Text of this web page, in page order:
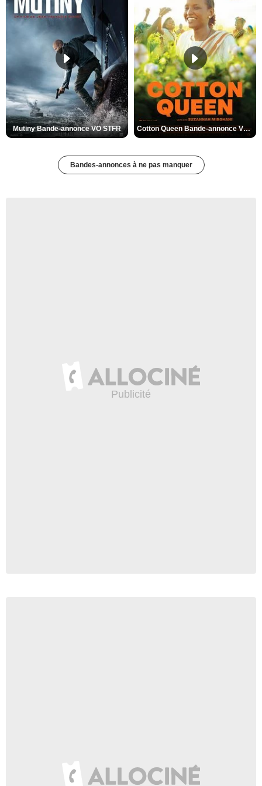
Mutiny Bande-annonce VO STFR Cotton Queen Bande-annonce VO STFR
Bandes-annonces à ne pas manquer